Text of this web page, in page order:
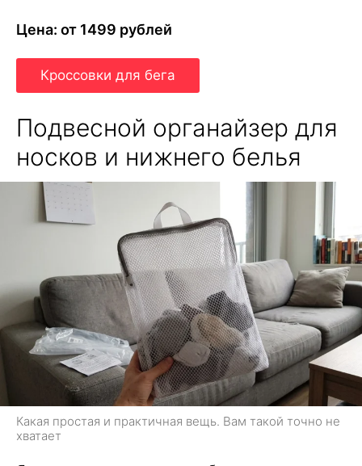
Цена: от 1499 рублей
Кроссовки для бега
Подвесной органайзер для
носков и нижнего белья
Какая простая и практичная вещь. Вам такой точно не
хватает